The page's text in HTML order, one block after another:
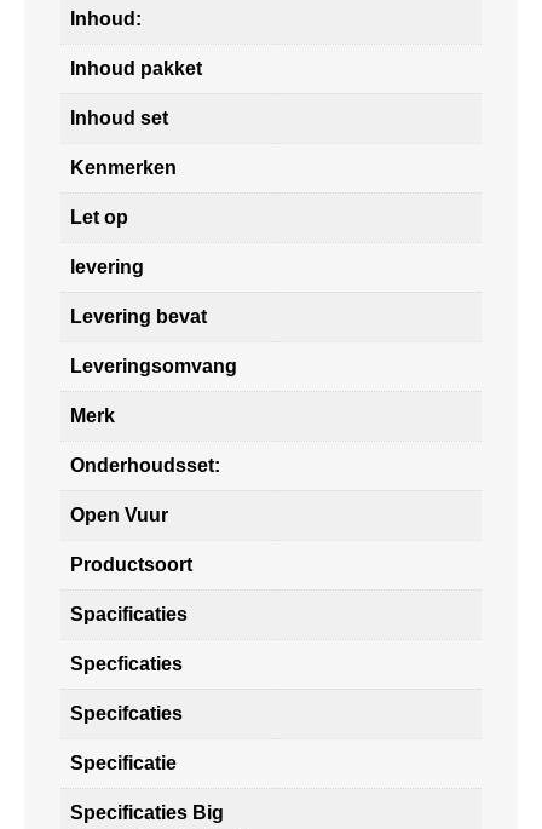
Inhoud:
Inhoud pakket
Inhoud set
Kenmerken
Let op
levering
Levering bevat
Leveringsomvang
Merk
Onderhoudsset:
Open Vuur
Productsoort
Spacificaties
Specficaties
Specifcaties
Specificatie
Specificaties Big